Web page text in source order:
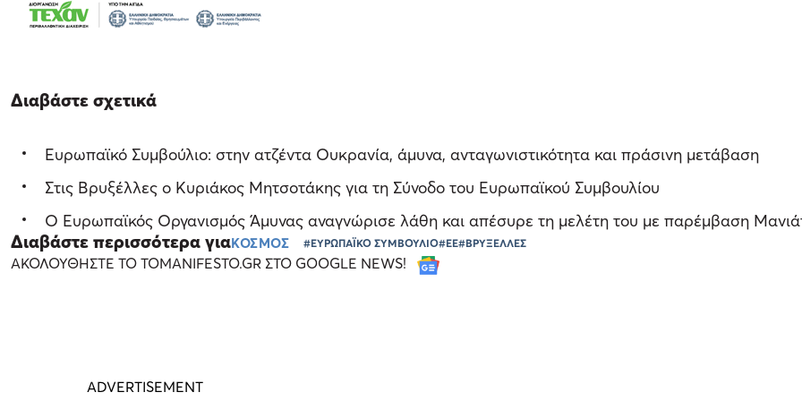
Διαβάστε σχετικά
Ευρωπαϊκό Συμβούλιο: στην ατζέντα Ουκρανία, άμυνα, ανταγωνιστικότητα και πράσινη μετάβαση
Στις Βρυξέλλες ο Κυριάκος Μητσοτάκης για τη Σύνοδο του Ευρωπαϊκού Συμβουλίου
O Ευρωπαϊκός Οργανισμός Άμυνας αναγνώρισε λάθη και απέσυρε τη μελέτη του με παρέμβαση
Διαβάστε περισσότερα γιαΚΟΣΜΟΣ #ΕΥΡΩΠΑΪΚΟ ΣΥΜΒΟΥΛΙΟ#ΕΕ#ΒΡΥΞΕΛΛΕΣ
ΑΚΟΛΟΥΘΗΣΤΕ ΤΟ TOMANIFESTO.GR ΣΤΟ GOOGLE NEWS!